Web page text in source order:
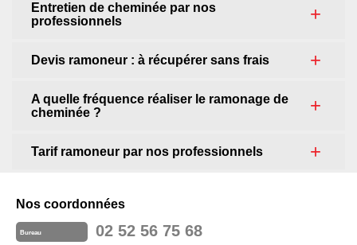
Entretien de cheminée par nos
professionnels
Devis ramoneur : à récupérer sans frais
A quelle fréquence réaliser le ramonage de
cheminée ?
Tarif ramoneur par nos professionnels
Nos coordonnées
Bureau 02 52 56 75 68